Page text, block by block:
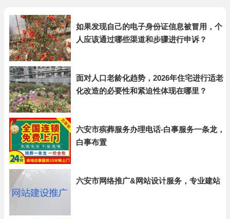
如果发现自己的电子身份证信息被冒用，个
人应该通过哪些渠道和步骤进行申诉？
面对人口老龄化趋势，2026年住宅进行适老
化改造的必要性和紧迫性体现在哪里？
六安市殡葬服务办理电话-白事服务一条龙，
白事布置
六安市网络推广&网站设计服务，专业建站